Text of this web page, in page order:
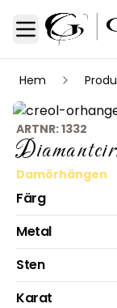
Toggle Menu
Hem
ARTNR:1332
Damörhängen
Färg
Metal
Sten
Karat